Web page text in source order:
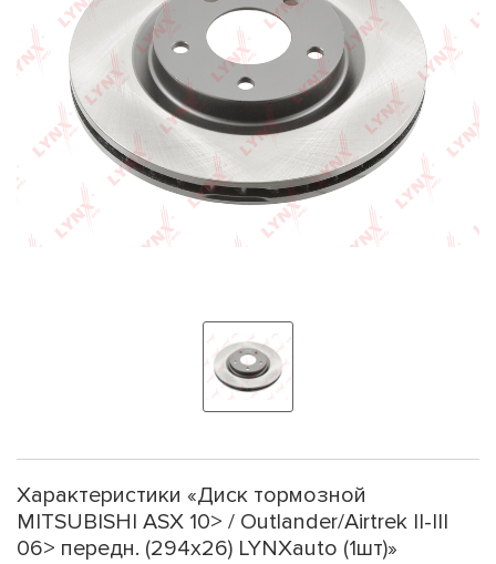
Характеристики «Диск тормозной
MITSUBISHI ASX 10> / Outlander/Airtrek II-III
06> передн. (294x26) LYNXauto (1шт)»